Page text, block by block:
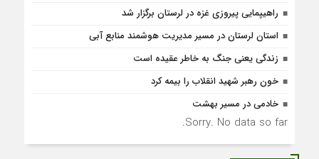
راهیپمایی پیروزی غزه در لرستان برگزار شد
استان لرستان در مسیر مدیریت هوشمند منابع آبی
زندگی یعنی جنگ به‌ خاطر عقیده است
خون رهبر شهید انقلاب را بیمه کرد
خادمی در مسیر بهشت
Sorry. No data so far.